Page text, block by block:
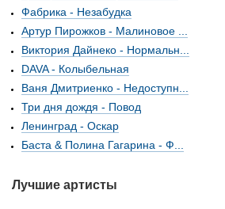
Фабрика - Незабудка
Артур Пирожков - Малиновое ...
Виктория Дайнеко - Нормальн...
DAVA - Колыбельная
Ваня Дмитриенко - Недоступн...
Три дня дождя - Повод
Ленинград - Оскар
Баста & Полина Гагарина - Ф...
Лучшие артисты